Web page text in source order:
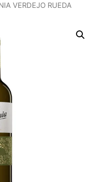
VERDEJO RUEDA